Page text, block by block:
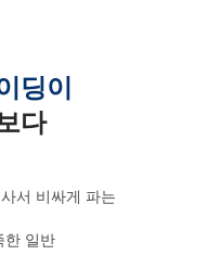
딩이
다
서 비싸게 파는
한 일반